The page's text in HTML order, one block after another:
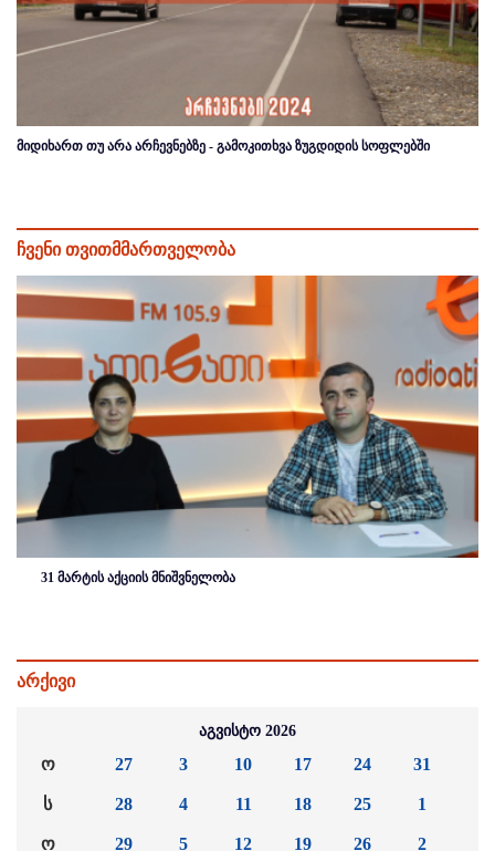
მიდიხართ თუ არა არჩევნებზე - გამოკითხვა ზუგდიდის სოფლებში
ჩვენი თვითმმართველობა
31 მარტის აქციის მნიშვნელობა
არქივი
აგვისტო 2026
ო
ს
ო
27
28
29
3
4
5
10
11
12
17
18
19
24
25
26
31
1
2